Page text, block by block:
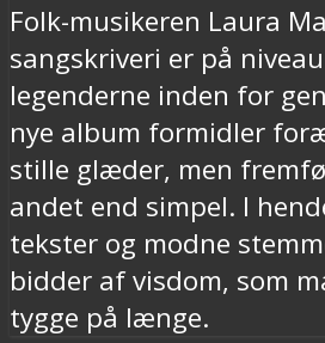
Folk-musikeren Laura
sangskriveri er på
legenderne inden for
nye album formidler
stille glæder, men
andet end simpel. I
tekster og modne
bidder af visdom, som
tygge på længe.